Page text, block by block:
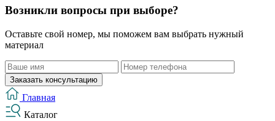
Возникли вопросы при выборе?
Оставьте свой номер, мы поможем вам выбрать нужный
материал
Заказать консультацию
Главная
Каталог